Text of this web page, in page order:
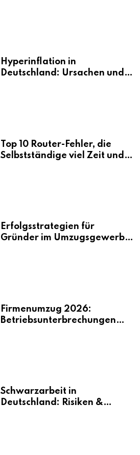
Hyperinflation in
Deutschland: Ursachen und
Top 10 Router-Fehler, die
Selbstständige viel Zeit und
Erfolgsstrategien für
Gründer im Umzugsgewerbe
Firmenumzug 2026:
Betriebsunterbrechungen
Schwarzarbeit in
Deutschland: Risiken &